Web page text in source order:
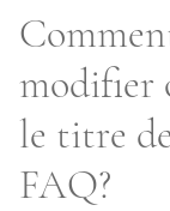
souhaitez.
étapes : 1.
l'application 2.
3. Créez ou
4. Lors de la
ou GIF 5. Ajoutez
modifier
le titre
FAQ?